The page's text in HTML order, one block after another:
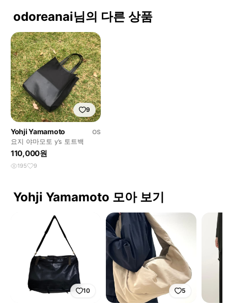
odoreanai님의 다른 상품
9
Yohji Yamamoto
OS
요지 야마모토 y’s 토트백
110,000원
195 9
Yohji Yamamoto 모아 보기
10 5